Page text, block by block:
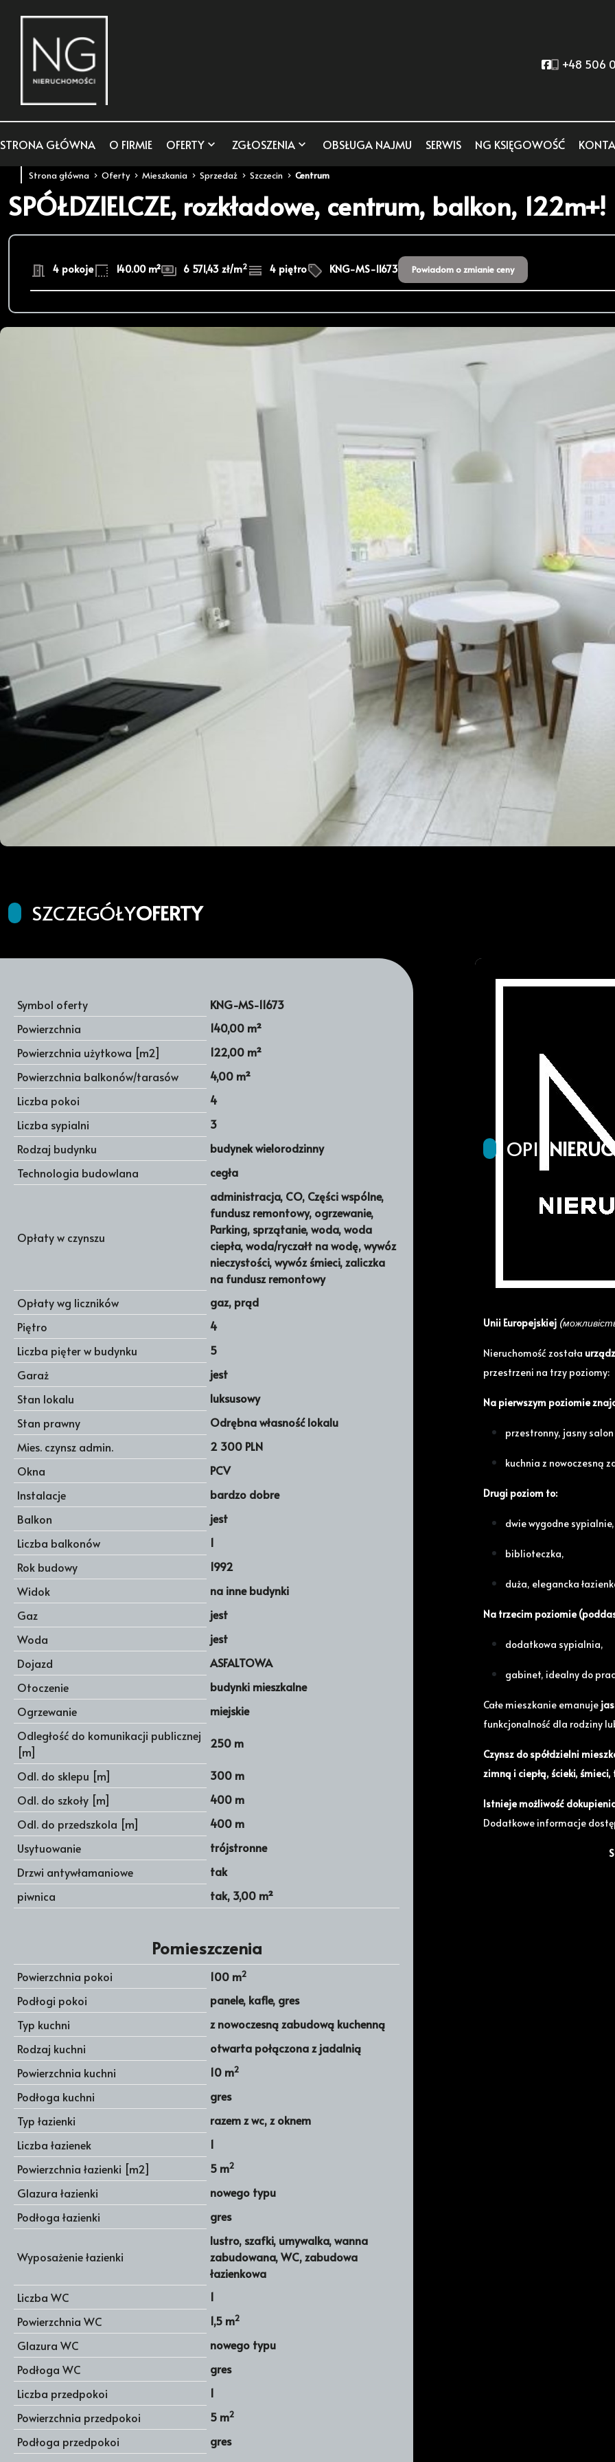
Social link
+48 506
STRONA GŁÓWNA O FIRMIE OFERTY ZGŁOSZENIA OBSŁUGA NAJMU SERWIS NG KSIĘGOWOŚĆ
Strona główna Oferty Mieszkania Sprzedaż Szczecin Centrum
SPÓŁDZIELCZE, rozkładowe, centrum, balkon, 122m+!
4 pokoje 140.00 m² 6 571,43 zł/m2 4 piętro KNG-MS-11673 Powiadom o zmianie ceny
SZCZEGÓŁYOFERTY
Symbol oferty
KNG-MS-11673
Powierzchnia
140,00 m²
Powierzchnia użytkowa [m2]
122,00 m²
Powierzchnia balkonów/tarasów
4,00 m²
Liczba pokoi
4
Liczba sypialni
3
Rodzaj budynku
budynek wielorodzinny
Technologia budowlana
cegła
Opłaty w czynszu
administracja, CO, Części wspólne,
fundusz remontowy, ogrzewanie,
Parking, sprzątanie, woda, woda
ciepła, woda/ryczałt na wodę, wywóz
nieczystości, wywóz śmieci, zaliczka
na fundusz remontowy
Opłaty wg liczników
gaz, prąd
Piętro
4
Liczba pięter w budynku
5
Garaż
jest
Stan lokalu
luksusowy
Stan prawny
Odrębna własność lokalu
Mies. czynsz admin.
2 300 PLN
Okna
PCV
Instalacje
bardzo dobre
Balkon
jest
Liczba balkonów
1
Rok budowy
1992
Widok
na inne budynki
Gaz
jest
Woda
jest
Dojazd
ASFALTOWA
Otoczenie
budynki mieszkalne
Ogrzewanie
miejskie
Odległość do komunikacji publicznej
[m]
250 m
Odl. do sklepu [m]
300 m
Odl. do szkoły [m]
400 m
Odl. do przedszkola [m]
400 m
Usytuowanie
trójstronne
Drzwi antywłamaniowe
tak
piwnica
tak, 3,00 m²
Pomieszczenia
Powierzchnia pokoi 100 m2
Podłogi pokoi
panele, kafle, gres
Typ kuchni
z nowoczesną zabudową kuchenną
Rodzaj kuchni
otwarta połączona z jadalnią
Powierzchnia kuchni
10 m2
Podłoga kuchni
gres
Typ łazienki
razem z wc, z oknem
Liczba łazienek
1
Powierzchnia łazienki [m2]
5 m2
Glazura łazienki
nowego typu
Podłoga łazienki
gres
Wyposażenie łazienki
lustro, szafki, umywalka, wanna
zabudowana, WC, zabudowa
łazienkowa
Liczba WC
1
Powierzchnia WC
1,5 m2
Glazura WC
nowego typu
Podłoga WC
gres
Liczba przedpokoi
1
Powierzchnia przedpokoi
5 m2
Podłoga przedpokoi gres
OPIS
Przestrzeń z
miejsca do rekreacji,
SPÓŁDZIELCZE
Unii Europejskiej
Nieruchomość została
przestrzeni na trzy poziomy:
Na pierwszym poziomie
przestronny, jasny
kuchnia z nowoczesną
Drugi poziom to:
dwie wygodne sypialnie,
biblioteczka,
duża, elegancka
Na trzecim poziomie
dodatkowa sypialnia,
gabinet, idealny do
Całe mieszkanie emanuje
funkcjonalność dla rodziny
Czynsz do spółdzielni
zimną i ciepłą, ścieki,
Istnieje możliwość
Dodatkowe informacje